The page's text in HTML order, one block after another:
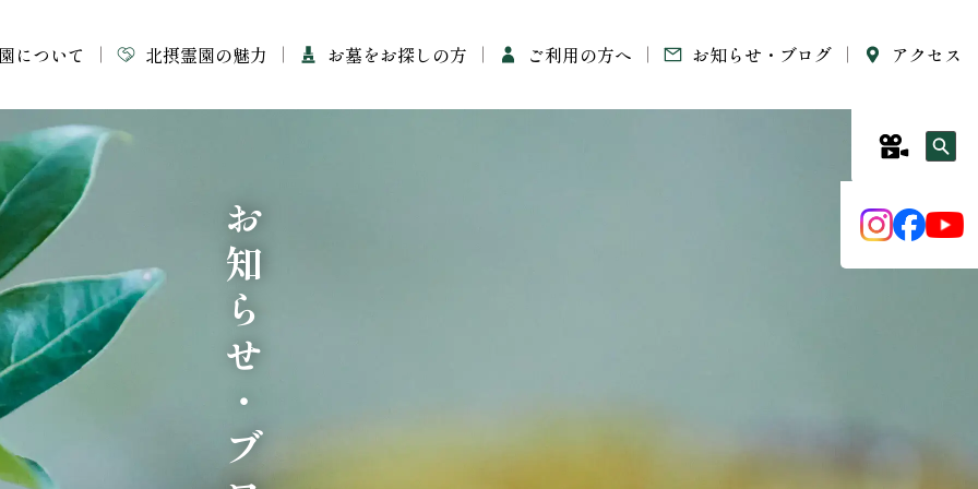
について 北摂霊園の魅力 お墓をお探しの方 ご利用の方へ お知らせ・ブログ アクセス
お知らせ・ブログ